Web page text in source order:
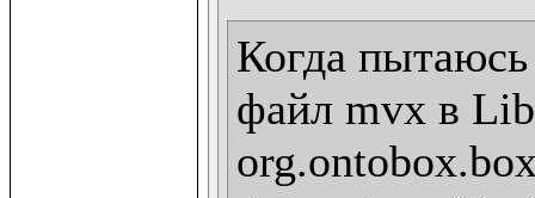
Когда пытаюсь
файл mvx в